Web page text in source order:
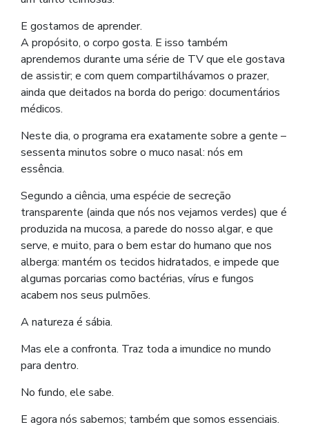
E gostamos de aprender.
A propósito, o corpo gosta. E isso também
aprendemos durante uma série de TV que ele gostava
de assistir; e com quem compartilhávamos o prazer,
ainda que deitados na borda do perigo: documentários
médicos.
Neste dia, o programa era exatamente sobre a gente –
sessenta minutos sobre o muco nasal: nós em
essência.
Segundo a ciência, uma espécie de secreção
transparente (ainda que nós nos vejamos verdes) que é
produzida na mucosa, a parede do nosso algar, e que
serve, e muito, para o bem estar do humano que nos
alberga: mantém os tecidos hidratados, e impede que
algumas porcarias como bactérias, vírus e fungos
acabem nos seus pulmões.
A natureza é sábia.
Mas ele a confronta. Traz toda a imundice no mundo
para dentro.
No fundo, ele sabe.
E agora nós sabemos; também que somos essenciais.